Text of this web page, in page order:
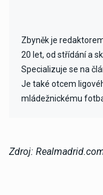
Zbyněk je
20 let, od střídání a
Specializuje se na
Je také otcem
mládežnickému
Zdroj: